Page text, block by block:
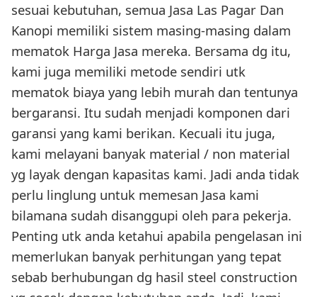
sesuai kebutuhan, semua Jasa Las Pagar Dan
Kanopi memiliki sistem masing-masing dalam
mematok Harga Jasa mereka. Bersama dg itu,
kami juga memiliki metode sendiri utk
mematok biaya yang lebih murah dan tentunya
bergaransi. Itu sudah menjadi komponen dari
garansi yang kami berikan. Kecuali itu juga,
kami melayani banyak material / non material
yg layak dengan kapasitas kami. Jadi anda tidak
perlu linglung untuk memesan Jasa kami
bilamana sudah disanggupi oleh para pekerja.
Penting utk anda ketahui apabila pengelasan ini
memerlukan banyak perhitungan yang tepat
sebab berhubungan dg hasil steel construction